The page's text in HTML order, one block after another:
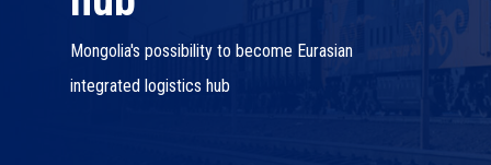
Mongolia's possibility to become Eurasian
integrated logistics hub